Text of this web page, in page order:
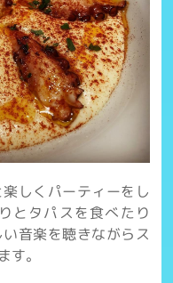
しくパーティーをし
とタパスを食べたり
音楽を聴きながらス
す。